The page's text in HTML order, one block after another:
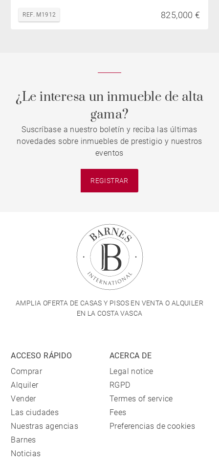
REF. M1912 825,000 €
¿Le interesa un inmueble de alta
gama?
Suscríbase a nuestro boletín y reciba las últimas
novedades sobre inmuebles de prestigio y nuestros
eventos
REGISTRAR
AMPLIA OFERTA DE CASAS Y PISOS EN VENTA O ALQUILER
EN LA COSTA VASCA
ACCESO RÁPIDO
Comprar
Alquiler
Vender
Las ciudades
Nuestras agencias
Barnes
Noticias
ACERCA DE
Legal notice
RGPD
Termes of service
Fees
Preferencias de cookies